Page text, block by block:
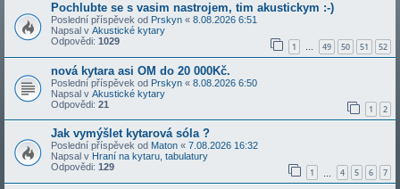
Pochlubte se s vasim nastrojem, tim akustickym :-)
Poslední příspěvek od Prskyn « 8.08.2026 6:51
Napsal v Akustické kytary
Odpovědi: 1029 1 … 49 50 51 52
nová kytara asi OM do 20 000Kč.
Poslední příspěvek od Prskyn « 8.08.2026 6:50
Napsal v Akustické kytary
Odpovědi: 21 1 2
Jak vymýšlet kytarová sóla ?
Poslední příspěvek od Maton « 7.08.2026 16:32
Napsal v Hraní na kytaru, tabulatury
Odpovědi: 129 1 4 5 6 7